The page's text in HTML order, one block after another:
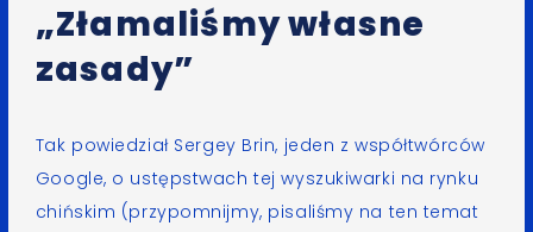
„Złamaliśmy własne
zasady”
Tak powiedział Sergey Brin, jeden z współtwórców
Google, o ustępstwach tej wyszukiwarki na rynku
chińskim (przypomnijmy, pisaliśmy na ten temat